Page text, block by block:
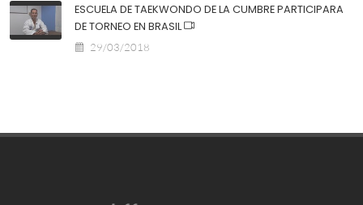
ESCUELA DE TAEKWONDO DE LA CUMBRE PARTICIPARA
DE TORNEO EN BRASIL
29/03/2018